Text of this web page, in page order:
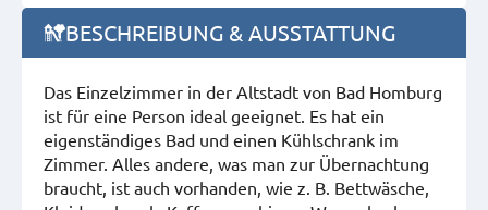
BESCHREIBUNG & AUSSTATTUNG
Das Einzelzimmer in der Altstadt von Bad Homburg
ist für eine Person ideal geeignet. Es hat ein
eigenständiges Bad und einen Kühlschrank im
Zimmer. Alles andere, was man zur Übernachtung
braucht, ist auch vorhanden, wie z. B. Bettwäsche,